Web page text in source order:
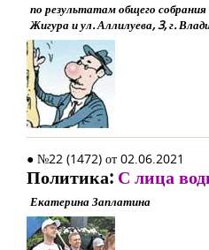
по результатам общего
Жигура и ул. Аллилуева, 3, г.
● №22 (1472) от 02.06.2021
Политика: С лица
Екатерина Заплатина